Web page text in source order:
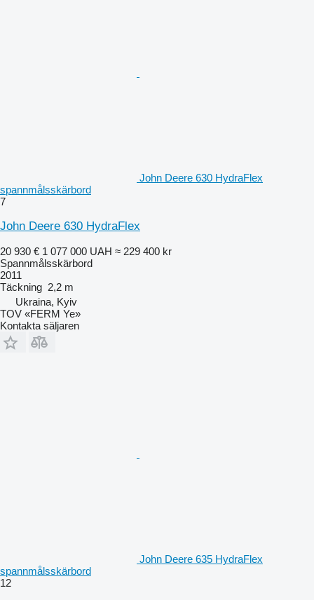
John Deere 630 HydraFlex
spannmålsskärbord
7
John Deere 630 HydraFlex
20 930 € 1 077 000 UAH ≈ 229 400 kr
Spannmålsskärbord
2011
Täckning 2,2 m
Ukraina, Kyiv
TOV «FERM Ye»
Kontakta säljaren
John Deere 635 HydraFlex
spannmålsskärbord
12